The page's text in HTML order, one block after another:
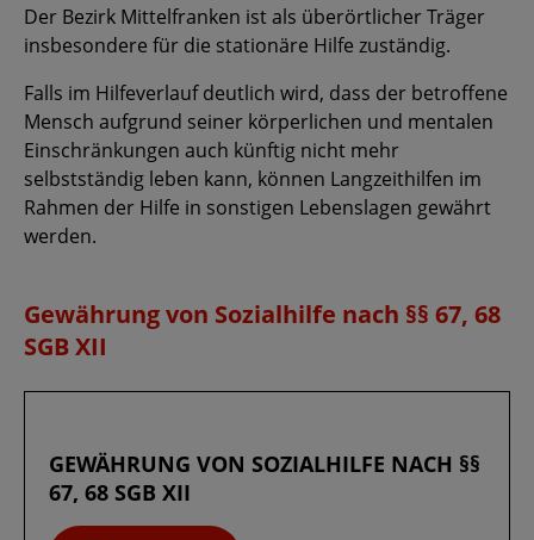
Der Bezirk Mittelfranken ist als überörtlicher Träger
insbesondere für die stationäre Hilfe zuständig.
Falls im Hilfeverlauf deutlich wird, dass der betroffene
Mensch aufgrund seiner körperlichen und mentalen
Einschränkungen auch künftig nicht mehr
selbstständig leben kann, können Langzeithilfen im
Rahmen der Hilfe in sonstigen Lebenslagen gewährt
werden.
Gewährung von Sozialhilfe nach §§ 67, 68
SGB XII
GEWÄHRUNG VON SOZIALHILFE NACH §§
67, 68 SGB XII